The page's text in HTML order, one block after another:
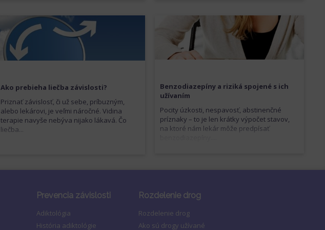
Ako prebieha liečba závislosti?
Priznať závislosť, či už sebe, príbuzným,
alebo lekárovi, je veľmi náročné. Vidina
terapie navyše nebýva nijako lákavá. Čo
liečba...
Benzodiazepíny a riziká spojené s ich
užívaním
Pocity úzkosti, nespavosť, abstinenčné
príznaky – to je len krátky výpočet stavov,
na ktoré nám lekár môže predpísať
Prevencia závislosti
Adiktológia
História adiktológie
Rozdelenie drog
Rozdelenie drog
Ako sú drogy užívané